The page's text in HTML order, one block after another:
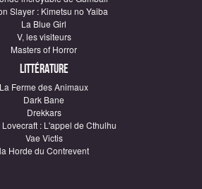
Slayer : Kimetsu no Yaiba
La Blue Girl
V, les visiteurs
Masters of Horror
Littérature
La Ferme des Animaux
Dark Bane
Drekkars
Lovecraft : L'appel de Cthulhu
Vae Victis
la Horde du Contrevent